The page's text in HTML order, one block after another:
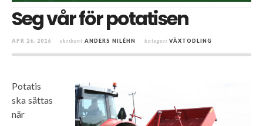
Seg vår för potatisen
APR 26, 2016 skribent ANDERS NILÉHN kategori VÄXTODLING
Potatis
ska sättas
när